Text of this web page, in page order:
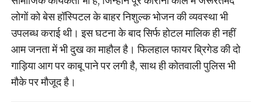
लोगों को बेस हॉस्पिटल के बाहर निशुल्क भोजन की व्यवस्था भी
उपलब्ध कराई थी। इस घटना के बाद सिर्फ होटल मालिक ही नहीं
आम जनता में भी दुख का माहौल है। फिलहाल फायर ब्रिगेड की दो
गाड़िया आग पर काबू पाने पर लगी है, साथ ही कोतवाली पुलिस भी
मौके पर मौजूद है।